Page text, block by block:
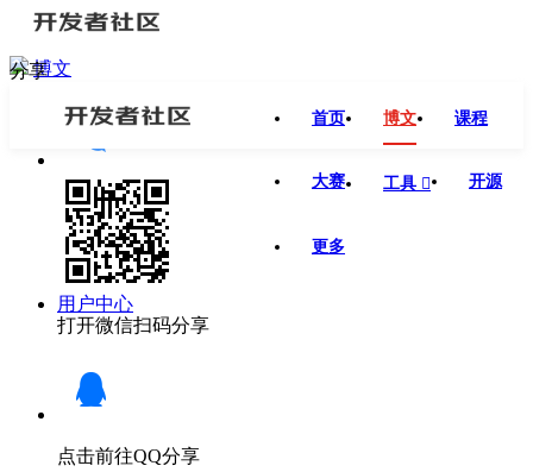
博文
首页 博文 课程
大赛 工具  开源
更多
用户中心
分享
打开微信扫码分享
点击前往QQ分享